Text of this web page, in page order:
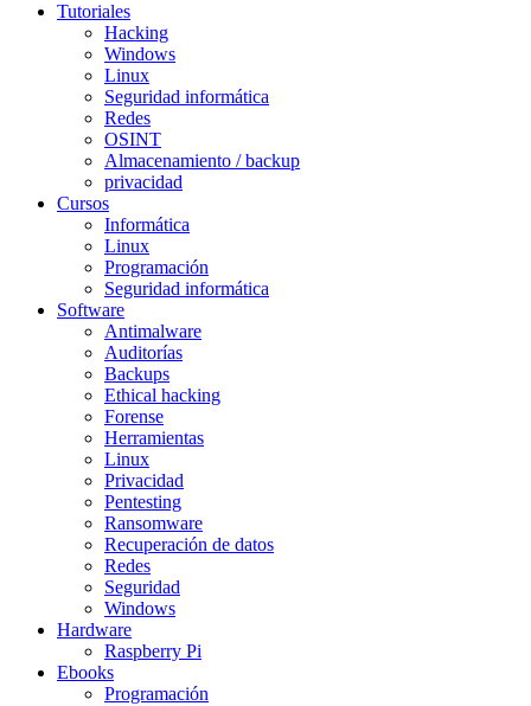
Tutoriales
Hacking
Windows
Linux
Seguridad informática
Redes
OSINT
Almacenamiento / backup
privacidad
Cursos
Informática
Linux
Programación
Seguridad informática
Software
Antimalware
Auditorías
Backups
Ethical hacking
Forense
Herramientas
Linux
Privacidad
Pentesting
Ransomware
Recuperación de datos
Redes
Seguridad
Windows
Hardware
Raspberry Pi
Ebooks
Programación